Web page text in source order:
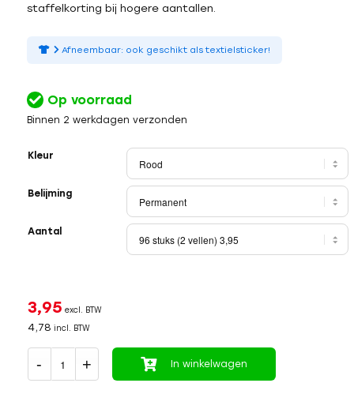
staffelkorting bij hogere aantallen.
Afneembaar: ook geschikt als textielsticker!
Op voorraad
Binnen 2 werkdagen verzonden
Kleur
Belijming
Aantal
3,95 excl. BTW
4,78 incl. BTW
In winkelwagen